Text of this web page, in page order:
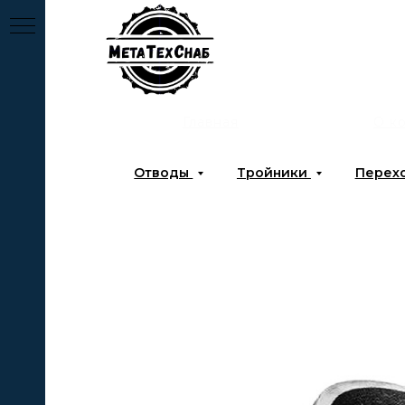
Отводы Тройники